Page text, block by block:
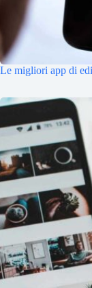
Le migliori app di